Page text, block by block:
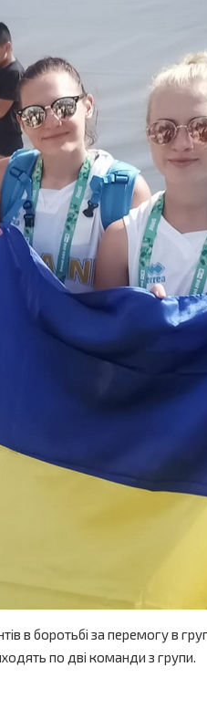
боротьбі за перемогу в
по дві команди з групи.